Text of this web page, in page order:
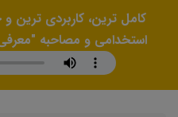
کامل ترین، کاربردی ترین
استخدامی و مصاحبه